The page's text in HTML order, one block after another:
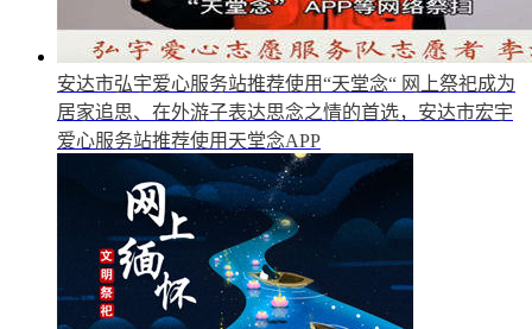
安达市弘宇爱心服务站推荐使用“天堂念“ 网上祭祀成为
居家追思、在外游子表达思念之情的首选，安达市宏宇
爱心服务站推荐使用天堂念APP